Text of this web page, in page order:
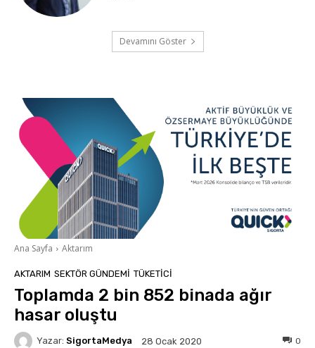
Devamını Göster